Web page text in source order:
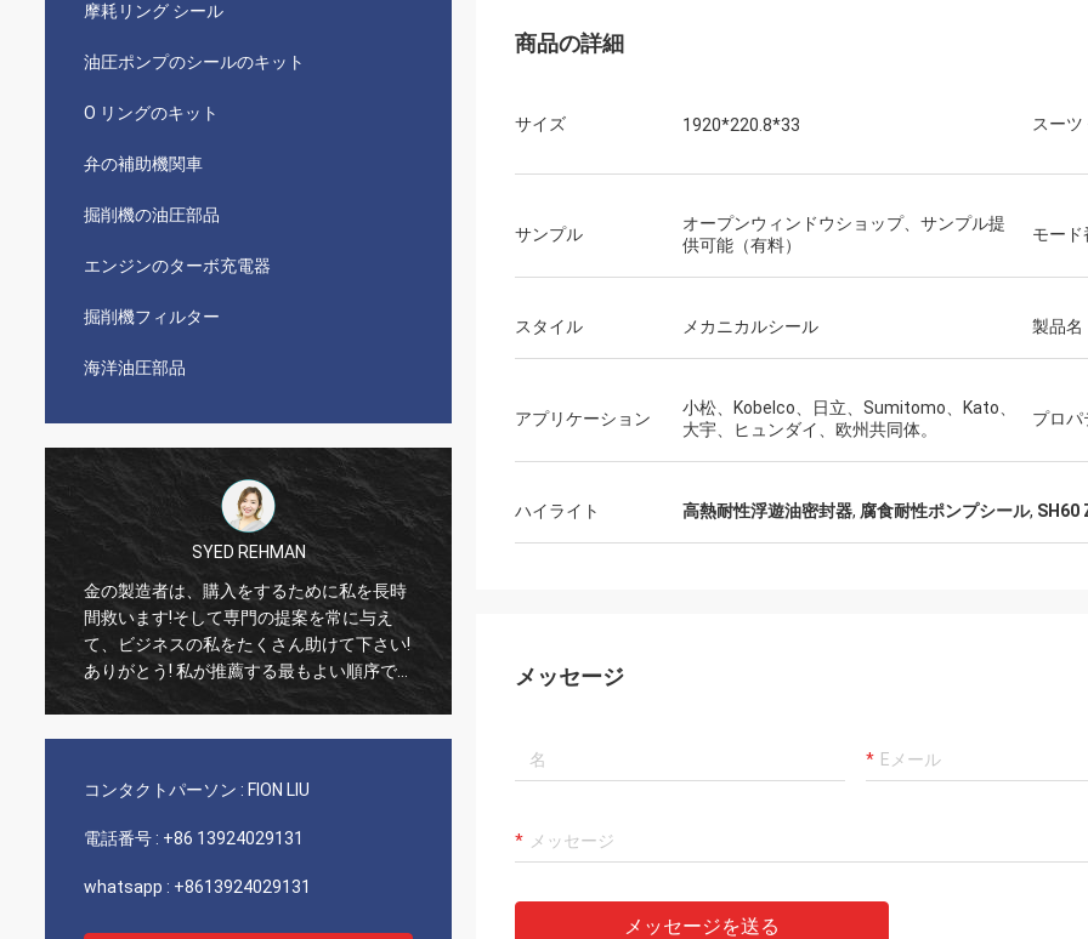
摩耗リング シール
油圧ポンプのシールのキット
O リングのキット
弁の補助機関車
掘削機の油圧部品
エンジンのターボ充電器
掘削機フィルター
海洋油圧部品
SYED REHMAN
金の製造者は、購入をするために私を長時
間救います!そして専門の提案を常に与え
て、ビジネスの私をたくさん助けて下さい!
ありがとう! 私が推薦する最もよい順序で
すべて、良質の商品、速い船積みおよび非
接触します
び非常によいservic私は値します5つの星に
コンタクトパーソン : FION LIU
電話番号 : +86 13924029131
whatsapp : +8613924029131
商品の詳細
サイズ 1920*220.8*33 スーツ
サンプル
オープンウィンドウショップ、サンプル提
供可能（有料）
モード
スタイル メカニカルシール 製品名
アプリケーション
小松、Kobelco、日立、Sumitomo、Kato、
大宇、ヒュンダイ、欧州共同体。
プロパ
ハイライト 高熱耐性浮遊油密封器, 腐食耐性ポンプシール, SH60
メッセージ
メッセージを送る